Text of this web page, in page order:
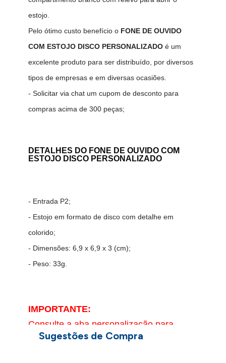
estojo.
Pelo ótimo custo benefício o FONE DE OUVIDO
COM ESTOJO DISCO PERSONALIZADOé um
excelente produto para ser distribuído, por diversos
tipos de empresas e em diversas ocasiões.
- Solicitar via chat um cupom de desconto para
compras acima de 300 peças;
DETALHES DO FONE DE OUVIDO COM
ESTOJO DISCO PERSONALIZADO
- Entrada P2;
- Estojo em formato de disco com detalhe em
colorido;
- Dimensões: 6,9 x 6,9 x 3 (cm);
- Peso: 33g.
IMPORTANTE:
Consulte a aba personalização para
saber detalhes de como aplicar sua
Sugestões de Compra